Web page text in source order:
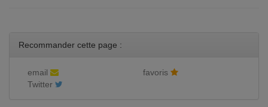
Recommander cette page :
email
favoris
Twitter